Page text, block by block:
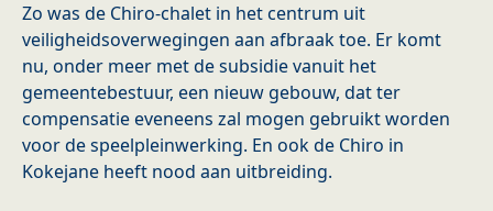
Zo was de Chiro-chalet in het centrum uit
veiligheidsoverwegingen aan afbraak toe. Er komt
nu, onder meer met de subsidie vanuit het
gemeentebestuur, een nieuw gebouw, dat ter
compensatie eveneens zal mogen gebruikt worden
voor de speelpleinwerking. En ook de Chiro in
Kokejane heeft nood aan uitbreiding.